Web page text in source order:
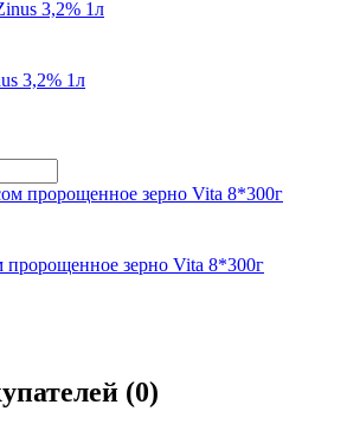
3,2% 1л
зерно Vita 8*300г
(0)